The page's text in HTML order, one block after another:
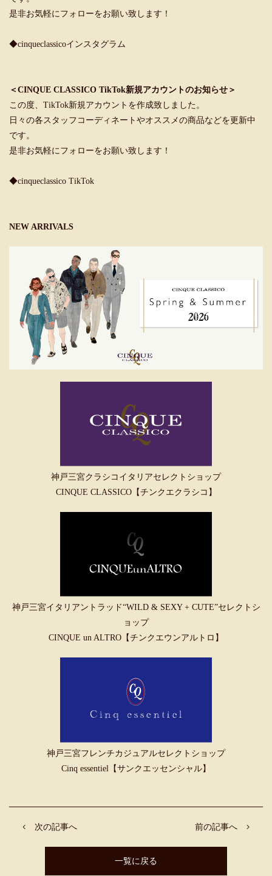
是非お気軽にフォローをお願い致します！
◆cinqueclassicoインスタグラム
＜CINQUE CLASSICO TikTok新規アカウントのお知らせ＞
この度、TikTok新規アカウントを作成致しました。
日々の各スタッフコーディネートやオススメの商品などを更新中
です。
是非お気軽にフォローをお願い致します！
◆cinqueclassico TikTok
NEW ARRIVALS
神戸三宮クラシコイタリアセレクトショップ
CINQUE CLASSICO【チンクエクラシコ】
神戸三宮イタリアントラッド“WILD & SEXY + CUTE”セレクトシ
ョップ
CINQUE un ALTRO【チンクエウンアルトロ】
神戸三宮フレンチカジュアルセレクトショップ
Cinq essentiel【サンクエッセンシャル】
前の記事へ
次の記事へ
一覧に戻る